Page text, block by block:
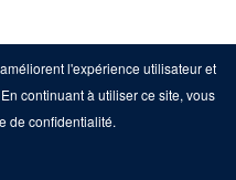
l'expérience utilisateur et
continuant à utiliser ce site, vous
de confidentialité.